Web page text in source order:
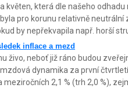
květen, která dle našeho odhadu
pro korunu relativně
by nepřekvapila např. horší
inflace a mezd
živo, neboť již ráno budou
dynamika za první
2,1 % (trh 2,0 %),